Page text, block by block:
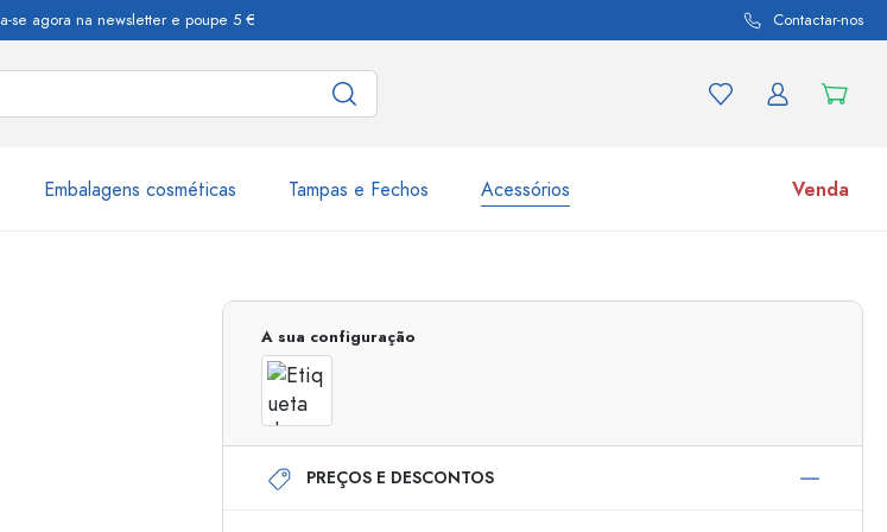
se agora na newsletter e poupe 5 € Contactar-nos
Embalagens cosméticas Tampas e Fechos Acessórios Venda
Dispensadores Airless
Frascos com roll-on
Frascos
A sua configuração
PREÇOS E DESCONTOS